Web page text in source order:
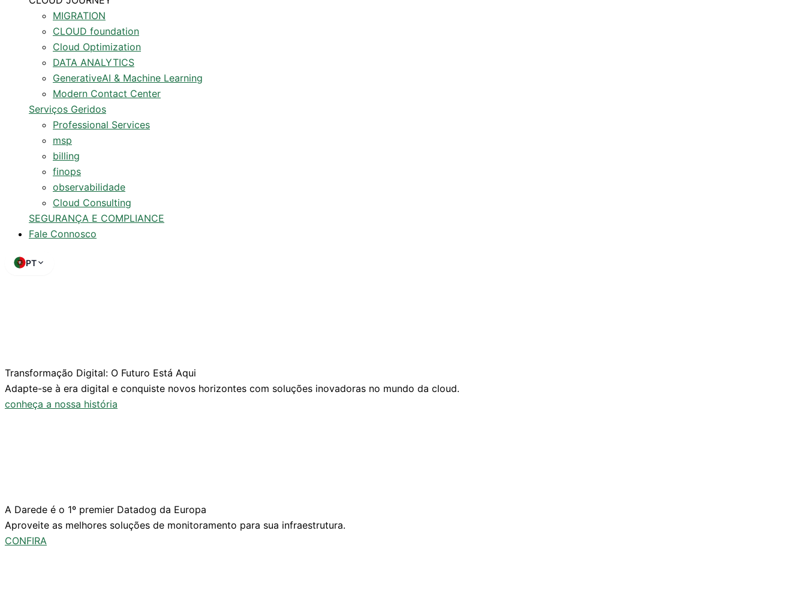
MIGRATION
CLOUD foundation
Cloud Optimization
DATA ANALYTICS
GenerativeAI & Machine Learning
Modern Contact Center
Serviços Geridos
Professional Services
msp
billing
finops
observabilidade
Cloud Consulting
SEGURANÇA E COMPLIANCE
Fale Connosco
PT
Transformação Digital: O Futuro Está Aqui
Adapte-se à era digital e conquiste novos horizontes com soluções inovadoras no mundo da cloud.
conheça a nossa história
A Darede é o 1º premier Datadog da Europa
Aproveite as melhores soluções de monitoramento para sua infraestrutura.
CONFIRA